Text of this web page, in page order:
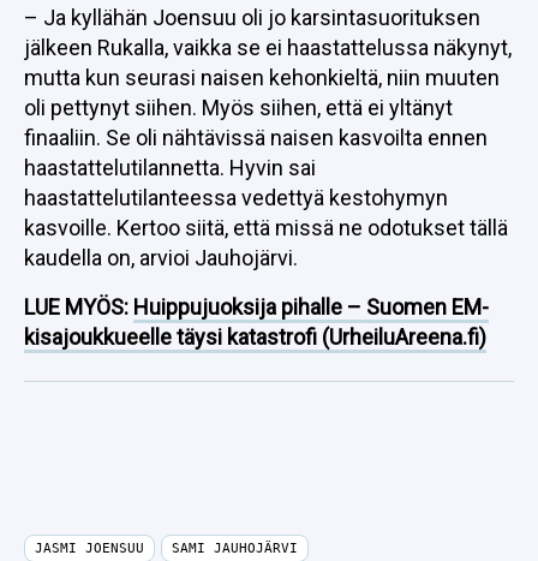
– Ja kyllähän Joensuu oli jo karsintasuorituksen
jälkeen Rukalla, vaikka se ei haastattelussa näkynyt,
mutta kun seurasi naisen kehonkieltä, niin muuten
oli pettynyt siihen. Myös siihen, että ei yltänyt
finaaliin. Se oli nähtävissä naisen kasvoilta ennen
haastattelutilannetta. Hyvin sai
haastattelutilanteessa vedettyä kestohymyn
kasvoille. Kertoo siitä, että missä ne odotukset tällä
kaudella on, arvioi Jauhojärvi.
LUE MYÖS: Huippujuoksija pihalle – Suomen EM-
kisajoukkueelle täysi katastrofi (UrheiluAreena.fi)
JASMI JOENSUU SAMI JAUHOJÄRVI